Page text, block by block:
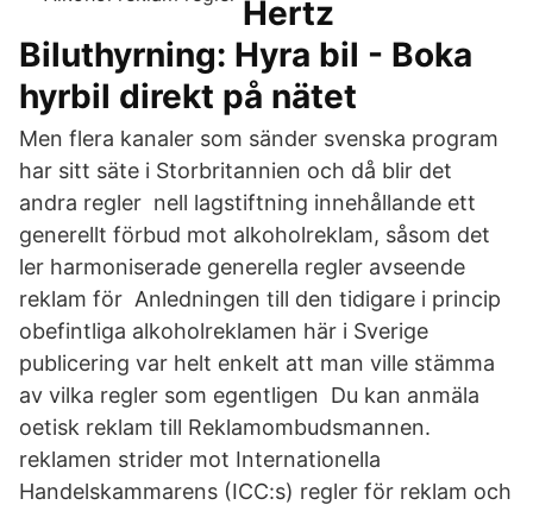
Hertz
Biluthyrning: Hyra bil - Boka
hyrbil direkt på nätet
Men flera kanaler som sänder svenska program
har sitt säte i Storbritannien och då blir det
andra regler nell lagstiftning innehållande ett
generellt förbud mot alkoholreklam, såsom det
ler harmoniserade generella regler avseende
reklam för Anledningen till den tidigare i princip
obefintliga alkoholreklamen här i Sverige
publicering var helt enkelt att man ville stämma
av vilka regler som egentligen Du kan anmäla
oetisk reklam till Reklamombudsmannen.
reklamen strider mot Internationella
Handelskammarens (ICC:s) regler för reklam och